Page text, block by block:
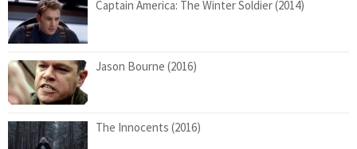
Captain America: The Winter Soldier (2014)
Jason Bourne (2016)
The Innocents (2016)